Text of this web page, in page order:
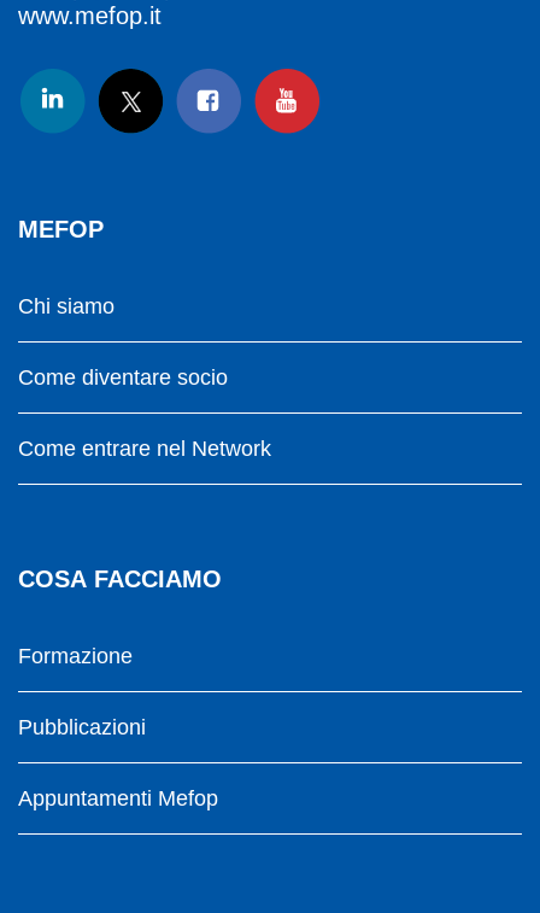
www.mefop.it
MEFOP
Chi siamo
Come diventare socio
Come entrare nel Network
COSA FACCIAMO
Formazione
Pubblicazioni
Appuntamenti Mefop